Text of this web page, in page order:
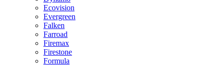
Ecovision
Evergreen
Falken
Farroad
Firemax
Firestone
Formula